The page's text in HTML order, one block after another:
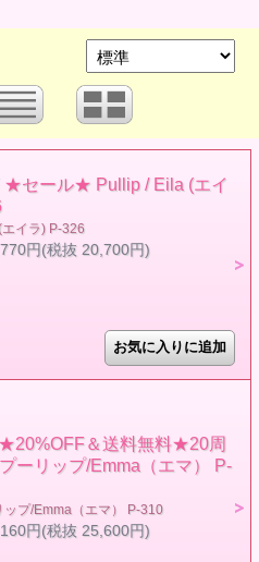
★セール★ Pullip / Eila (エイ
イラ) P-326
円(税抜 20,700円)
＆送料無料★20周
ーリップ/Emma（エマ） P-
ップ/Emma（エマ） P-310
円(税抜 25,600円)